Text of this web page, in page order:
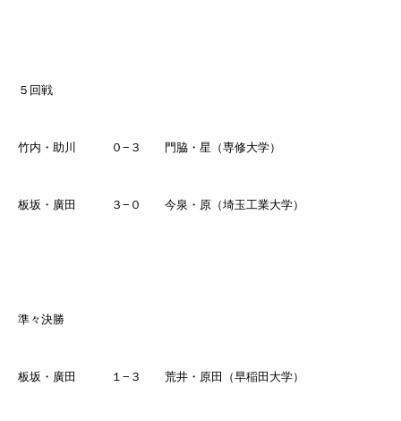
５回戦
竹内・助川 ０ − ３ 門脇・星（専修大学）
板坂・廣田 ３ − ０ 今泉・原（埼玉工業大学）
準々決勝
板坂・廣田 １ − ３ 荒井・原田（早稲田大学）